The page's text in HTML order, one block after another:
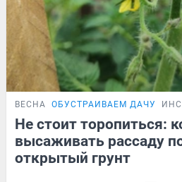
ВЕСНА ОБУСТРАИВАЕМ ДАЧУ
Не стоит торопиться:
высаживать рассаду
открытый грунт